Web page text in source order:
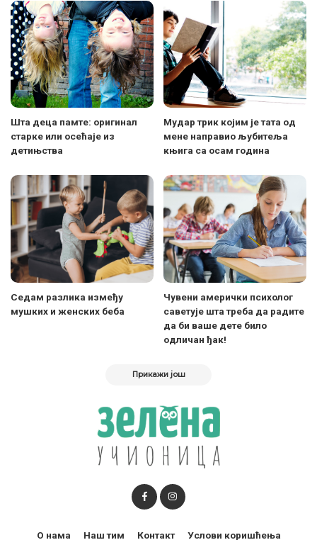
Шта деца памте: оригинал
старке или осећаје из
детињства
Мудар трик којим је тата од
мене направио љубитеља
књига са осам година
Седам разлика између
мушких и женских беба
Чувени амерички психолог
саветује шта треба да радите
да би ваше дете било
одличан ђак!
Прикажи још
О нама Наш тим Контакт Услови коришћења